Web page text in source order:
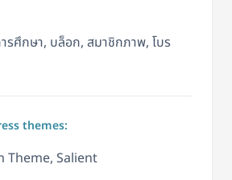
รศึกษา, บล็อก, สมาชิกภาพ, โบร
themes:
Theme, Salient